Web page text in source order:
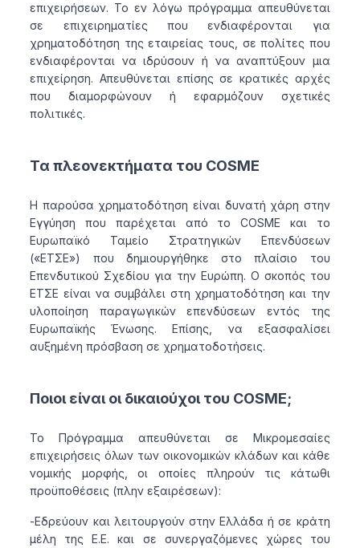
επιχειρήσεων. Το εν λόγω πρόγραμμα απευθύνεται
σε επιχειρηματίες που ενδιαφέρονται για
χρηματοδότηση της εταιρείας τους, σε πολίτες που
ενδιαφέρονται να ιδρύσουν ή να αναπτύξουν μια
επιχείρηση. Απευθύνεται επίσης σε κρατικές αρχές
που διαμορφώνουν ή εφαρμόζουν σχετικές
πολιτικές.
Τα πλεονεκτήματα του COSME
H παρούσα χρηματοδότηση είναι δυνατή χάρη στην
Εγγύηση που παρέχεται από τo COSME και το
Ευρωπαϊκό Ταμείο Στρατηγικών Επενδύσεων
(«ΕΤΣΕ») που δημιουργήθηκε στο πλαίσιο του
Επενδυτικού Σχεδίου για την Ευρώπη. Ο σκοπός του
ΕΤΣΕ είναι να συμβάλει στη χρηματοδότηση και την
υλοποίηση παραγωγικών επενδύσεων εντός της
Ευρωπαϊκής Ένωσης. Επίσης, να εξασφαλίσει
αυξημένη πρόσβαση σε χρηματοδοτήσεις.
Ποιοι είναι οι δικαιούχοι του COSME;
Το Πρόγραμμα απευθύνεται σε Μικρομεσαίες
επιχειρήσεις όλων των οικονομικών κλάδων και κάθε
νομικής μορφής, οι οποίες πληρούν τις κάτωθι
προϋποθέσεις (πλην εξαιρέσεων):
-Εδρεύουν και λειτουργούν στην Ελλάδα ή σε κράτη
μέλη της Ε.Ε. και σε συνεργαζόμενες χώρες του